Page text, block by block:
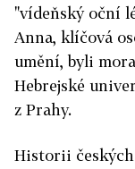
"vídeňský oční
Anna, klíčová
umění, byli
Hebrejské
z Prahy.
Historii českých